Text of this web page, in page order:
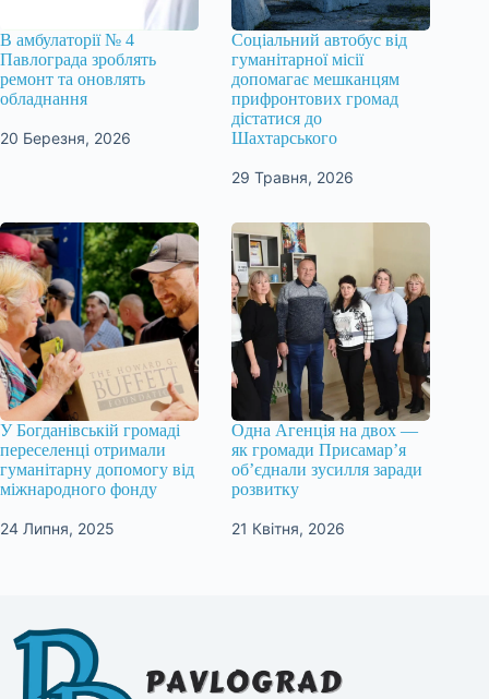
В амбулаторії № 4
Павлограда зроблять
ремонт та оновлять
обладнання
20 Березня, 2026
Соціальний автобус від
гуманітарної місії
допомагає мешканцям
прифронтових громад
дістатися до
Шахтарського
29 Травня, 2026
У Богданівській громаді
переселенці отримали
гуманітарну допомогу від
міжнародного фонду
24 Липня, 2025
Одна Агенція на двох —
як громади Присамар’я
об’єднали зусилля заради
розвитку
21 Квітня, 2026